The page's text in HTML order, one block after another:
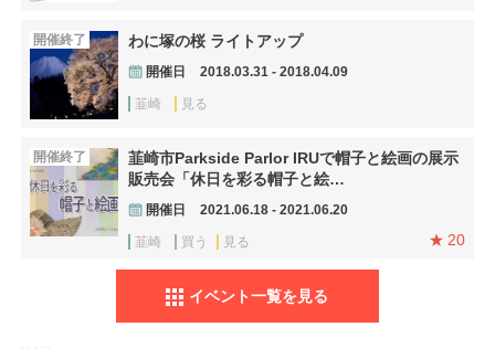
開催終了 わに塚の桜 ライトアップ
開催日 2018.03.31 - 2018.04.09
韮崎 見る
開催終了
韮崎市Parkside Parlor IRUで帽子と絵画の展示
販売会「休日を彩る帽子と絵…
開催日 2021.06.18 - 2021.06.20
韮崎 買う 見る 20
イベント一覧を見る